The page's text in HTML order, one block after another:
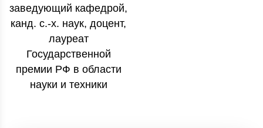
заведующий кафедрой,
канд. с.-х. наук, доцент,
лауреат
Государственной
премии РФ в области
науки и техники